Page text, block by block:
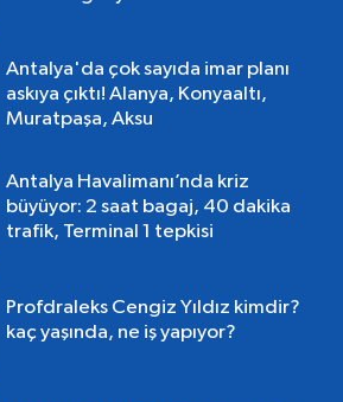
Antalya'da çok sayıda imar planı
askıya çıktı! Alanya, Konyaaltı,
Muratpaşa, Aksu
Antalya Havalimanı’nda kriz
büyüyor: 2 saat bagaj, 40 dakika
trafik, Terminal 1 tepkisi
Profdraleks Cengiz Yıldız kimdir?
kaç yaşında, ne iş yapıyor?